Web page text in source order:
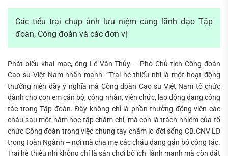
Các tiểu trại chụp ảnh lưu niệm cùng lãnh đạo Tập
đoàn, Công đoàn và các đơn vị
Phát biểu khai mạc, ông Lê Văn Thủy – Phó Chủ tịch Công đoàn
Cao su Việt Nam nhấn mạnh: “Trại hè thiếu nhi là một hoạt động
thường niên đầy ý nghĩa mà Công đoàn Cao su Việt Nam tổ chức
dành cho con em cán bộ, công nhân, viên chức, lao động đang công
tác trong Tập đoàn. Đây không chỉ là phần thưởng động viên các
cháu sau một năm học tập chăm chỉ, mà còn là trách nhiệm của tổ
chức Công đoàn trong việc chung tay chăm lo đời sống CB.CNV LĐ
trong toàn Ngành – nơi mà cha mẹ các cháu đang gắn bó công tác.
Trại hè thiếu nhi không chỉ là sân chơi bổ ích, lành mạnh mà còn đặt